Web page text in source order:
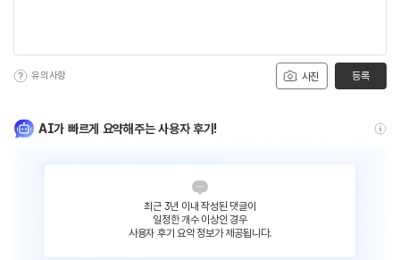
사진
유의사항 등록
AI가 빠르게 요약해주는 사용자 후기!
최근 3년 이내 작성된 댓글이
일정한 개수 이상인 경우
사용자 후기 요약 정보가 제공됩니다.